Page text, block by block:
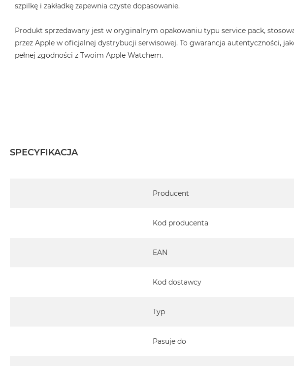
szpilkę i zakładkę zapewnia czyste dopasowanie.
Produkt sprzedawany jest w oryginalnym opakowaniu typu service pack,
przez Apple w oficjalnej dystrybucji serwisowej. To gwarancja autentyczności,
pełnej zgodności z Twoim Apple Watchem.
SPECYFIKACJA
Producent
Kod producenta
EAN
Kod dostawcy
Typ
Pasuje do